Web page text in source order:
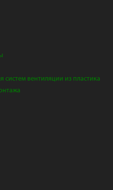
систем вентиляции из пластика